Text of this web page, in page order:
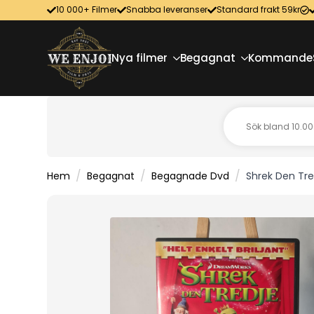
10 000+ Filmer Snabba leveranser Standard frakt 59kr
Nya filmer Begagnat Kommande
Hem Begagnat Begagnade Dvd Shrek Den